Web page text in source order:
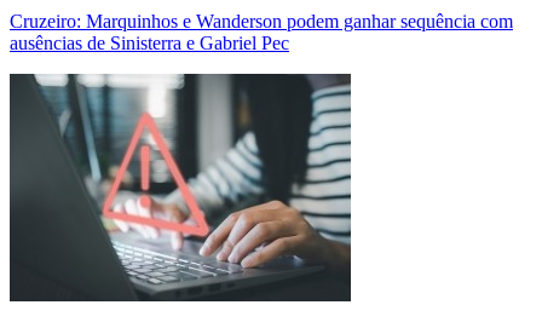
Cruzeiro: Marquinhos e Wanderson podem ganhar sequência com
ausências de Sinisterra e Gabriel Pec